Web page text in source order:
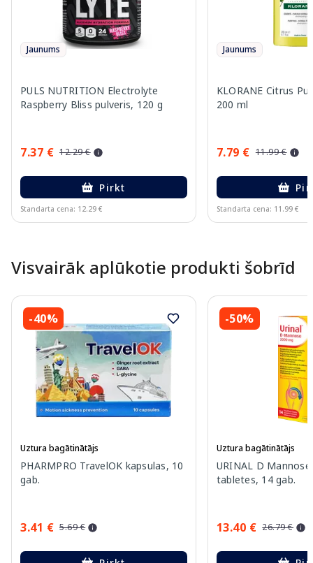
Jaunums
PULS NUTRITION Electrolyte
Raspberry Bliss pulveris, 120 g
7.37 € 12.29 €
Pirkt
Standarta cena: 12.29 €
Jaunums
KLORANE Citrus
200 ml
7.79 € 11.99 €
Standarta cena: 11.99 €
Visvairāk aplūkotie produkti šobrīd
-40%
Uztura bagātinātājs
PHARMPRO TravelOK kapsulas, 10
gab.
3.41 € 5.69 €
-50%
Uztura bagātinātājs
URINAL D
tabletes, 14 gab.
13.40 € 26.79 €